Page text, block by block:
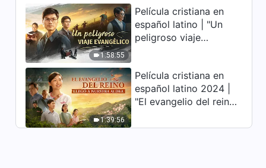
35:28
La Palabra de Dios | Cómo
perseguir la verdad (15) Parte
2
profundamente
conmovedor
1:58:55
Película cristiana en
español latino | "Un
peligroso viaje
1:39:56
Película cristiana en
español latino 2024 |
"El evangelio del reino